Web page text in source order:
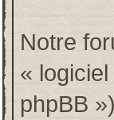
Notre
«
phpBB